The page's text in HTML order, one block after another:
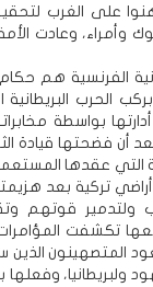
على الغرب
وعادت الأمة
الفرنسية هم
الحرب
الكبرى" (1916) التي
أن فضحتها قيادة
التي عقدها
تركية بعد
ولتدمير قوتهم
تكشفت
المتصهينون
ولبريطانيا، وفعلها